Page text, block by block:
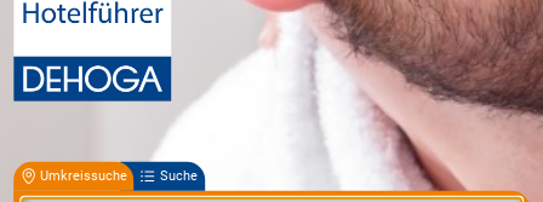
Umkreissuche Suche